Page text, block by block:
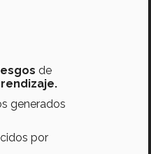
de
generados
por